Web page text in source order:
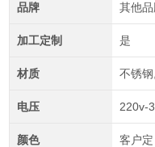
品牌 其他品
加工定制 是
材质 不锈
电压 220v-
颜色 客户定